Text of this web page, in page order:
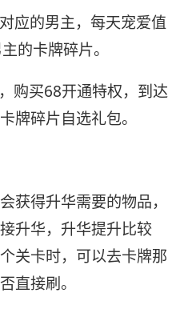
应的男主，每天宠爱值
的卡牌碎片。
购买68开通特权，到达
牌碎片自选礼包。
获得升华需要的物品，
升华，升华提升比较
关卡时，可以去卡牌那
直接刷。